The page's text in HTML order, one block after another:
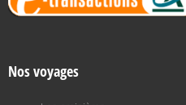
Nos voyages